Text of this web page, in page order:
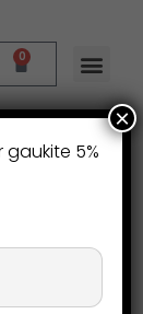
0
gaukite 5%
×